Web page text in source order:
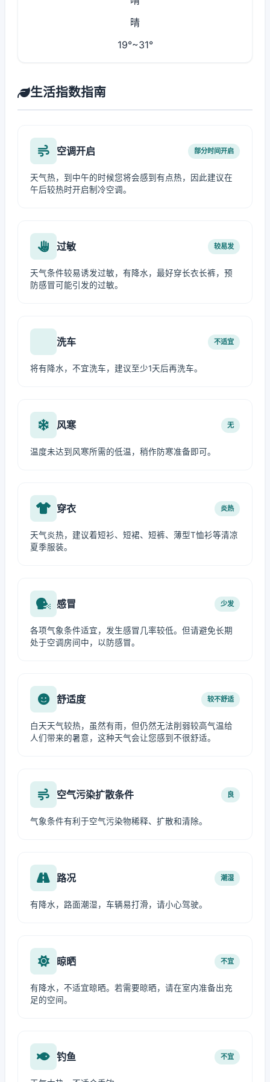
晴
19°~31°
生活指数指南
空调开启 部分时间开启
天气热，到中午的时候您将会感到有点热，因此建议在
午后较热时开启制冷空调。
过敏 较易发
天气条件较易诱发过敏，有降水，最好穿长衣长裤，预
防感冒可能引发的过敏。
洗车 不适宜
将有降水，不宜洗车，建议至少1天后再洗车。
风寒 无
温度未达到风寒所需的低温，稍作防寒准备即可。
穿衣 炎热
天气炎热，建议着短衫、短裙、短裤、薄型T恤衫等清凉
夏季服装。
感冒 少发
各项气象条件适宜，发生感冒几率较低。但请避免长期
处于空调房间中，以防感冒。
舒适度 较不舒适
白天天气较热，虽然有雨，但仍然无法削弱较高气温给
人们带来的暑意，这种天气会让您感到不很舒适。
空气污染扩散条件 良
气象条件有利于空气污染物稀释、扩散和清除。
路况 潮湿
有降水，路面潮湿，车辆易打滑，请小心驾驶。
晾晒 不宜
有降水，不适宜晾晒。若需要晾晒，请在室内准备出充
足的空间。
钓鱼 不宜